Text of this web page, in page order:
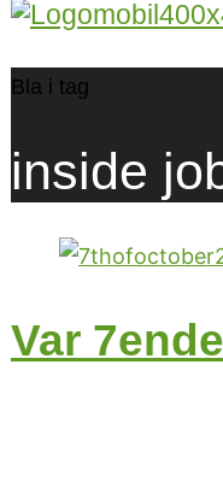
Bla i tag
inside
Var